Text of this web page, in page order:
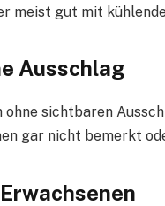
meist gut mit
Ausschlag
ohne sichtbaren
gar nicht bemerkt